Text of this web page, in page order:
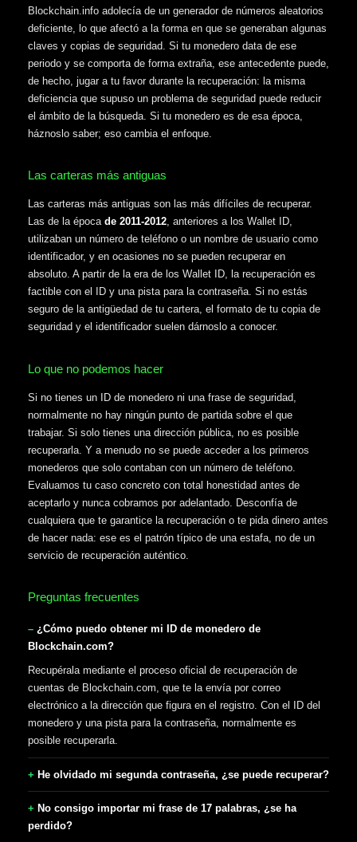
Blockchain.info adolecía de un generador de números aleatorios
deficiente, lo que afectó a la forma en que se generaban algunas
claves y copias de seguridad. Si tu monedero data de ese
periodo y se comporta de forma extraña, ese antecedente puede,
de hecho, jugar a tu favor durante la recuperación: la misma
deficiencia que supuso un problema de seguridad puede reducir
el ámbito de la búsqueda. Si tu monedero es de esa época,
háznoslo saber; eso cambia el enfoque.
Las carteras más antiguas
Las carteras más antiguas son las más difíciles de recuperar.
Las de la época de 2011-2012, anteriores a los Wallet ID,
utilizaban un número de teléfono o un nombre de usuario como
identificador, y en ocasiones no se pueden recuperar en
absoluto. A partir de la era de los Wallet ID, la recuperación es
factible con el ID y una pista para la contraseña. Si no estás
seguro de la antigüedad de tu cartera, el formato de tu copia de
seguridad y el identificador suelen dárnoslo a conocer.
Lo que no podemos hacer
Si no tienes un ID de monedero ni una frase de seguridad,
normalmente no hay ningún punto de partida sobre el que
trabajar. Si solo tienes una dirección pública, no es posible
recuperarla. Y a menudo no se puede acceder a los primeros
monederos que solo contaban con un número de teléfono.
Evaluamos tu caso concreto con total honestidad antes de
aceptarlo y nunca cobramos por adelantado. Desconfía de
cualquiera que te garantice la recuperación o te pida dinero antes
de hacer nada: ese es el patrón típico de una estafa, no de un
servicio de recuperación auténtico.
Preguntas frecuentes
¿Cómo puedo obtener mi ID de monedero de
Blockchain.com?
Recupérala mediante el proceso oficial de recuperación de
cuentas de Blockchain.com, que te la envía por correo
electrónico a la dirección que figura en el registro. Con el ID del
monedero y una pista para la contraseña, normalmente es
posible recuperarla.
He olvidado mi segunda contraseña, ¿se puede recuperar?
No consigo importar mi frase de 17 palabras, ¿se ha
perdido?